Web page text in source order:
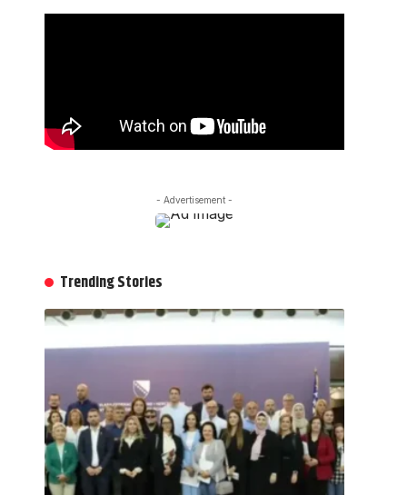
- Advertisement -
Trending Stories